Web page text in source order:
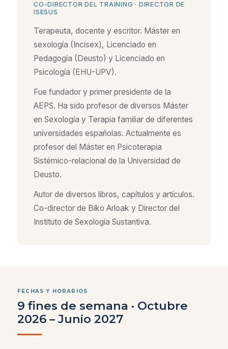
CO-DIRECTOR DEL TRAINING · DIRECTOR DE
ISESUS
Terapeuta, docente y escritor. Máster en
sexología (Incisex), Licenciado en
Pedagogía (Deusto) y Licenciado en
Psicología (EHU-UPV).
Fue fundador y primer presidente de la
AEPS. Ha sido profesor de diversos Máster
en Sexología y Terapia familiar de diferentes
universidades españolas. Actualmente es
profesor del Máster en Psicoterapia
Sistémico-relacional de la Universidad de
Deusto.
Autor de diversos libros, capítulos y artículos.
Co-director de Biko Arloak y Director del
Instituto de Sexología Sustantiva.
FECHAS Y HORARIOS
9 fines de semana · Octubre
2026 – Junio 2027